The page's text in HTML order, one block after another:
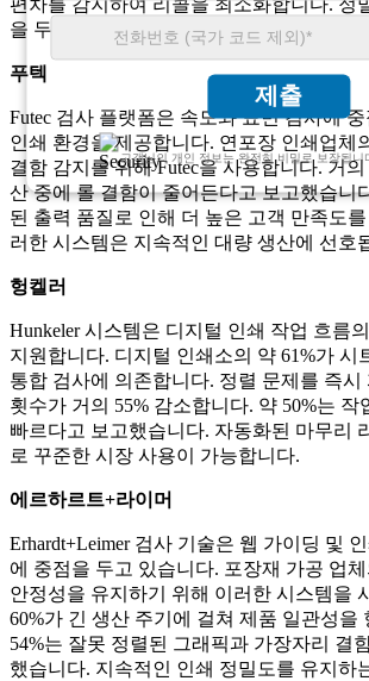
제출
고객님의 개인 정보는 완전히 비밀로 보장됩
편차를 감지하여 리콜을 최소화합니다. 정
을 두어 규정 준수 중심 부문 전반에 걸쳐
푸텍
Futec 검사 플랫폼은 속도와 표면 검사에
인쇄 환경을 제공합니다. 연포장 인쇄업체
결함 감지를 위해 Futec을 사용합니다. 거
산 중에 롤 결함이 줄어든다고 보고했습니
된 출력 품질로 인해 더 높은 고객 만족도를
러한 시스템은 지속적인 대량 생산에 선호
헝켈러
Hunkeler 시스템은 디지털 인쇄 작업 흐름
지원합니다. 디지털 인쇄소의 약 61%가 시
통합 검사에 의존합니다. 정렬 문제를 즉시
횟수가 거의 55% 감소합니다. 약 50%는 작
빠르다고 보고했습니다. 자동화된 마무리
로 꾸준한 시장 사용이 가능합니다.
에르하르트+라이머
Erhardt+Leimer 검사 기술은 웹 가이딩 및
에 중점을 두고 있습니다. 포장재 가공 업체
안정성을 유지하기 위해 이러한 시스템을
60%가 긴 생산 주기에 걸쳐 제품 일관성을
54%는 잘못 정렬된 그래픽과 가장자리 결
했습니다. 지속적인 인쇄 정밀도를 유지하